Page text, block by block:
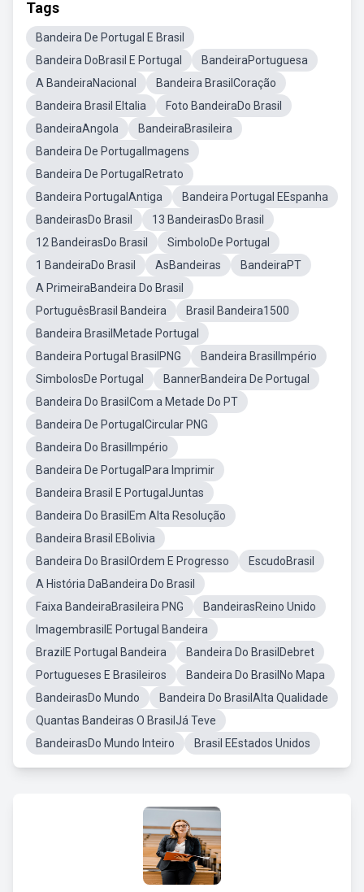
Tags
Bandeira De Portugal E Brasil
Bandeira DoBrasil E Portugal
BandeiraPortuguesa
A BandeiraNacional
Bandeira BrasilCoração
Bandeira Brasil EItalia
Foto BandeiraDo Brasil
BandeiraAngola
BandeiraBrasileira
Bandeira De PortugalImagens
Bandeira De PortugalRetrato
Bandeira PortugalAntiga
Bandeira Portugal EEspanha
BandeirasDo Brasil
13 BandeirasDo Brasil
12 BandeirasDo Brasil
SimboloDe Portugal
1 BandeiraDo Brasil
AsBandeiras
BandeiraPT
A PrimeiraBandeira Do Brasil
PortuguêsBrasil Bandeira
Brasil Bandeira1500
Bandeira BrasilMetade Portugal
Bandeira Portugal BrasilPNG
Bandeira BrasilImpério
SimbolosDe Portugal
BannerBandeira De Portugal
Bandeira Do BrasilCom a Metade Do PT
Bandeira De PortugalCircular PNG
Bandeira Do BrasilImpério
Bandeira De PortugalPara Imprimir
Bandeira Brasil E PortugalJuntas
Bandeira Do BrasilEm Alta Resolução
Bandeira Brasil EBolivia
Bandeira Do BrasilOrdem E Progresso
EscudoBrasil
A História DaBandeira Do Brasil
Faixa BandeiraBrasileira PNG
BandeirasReino Unido
ImagembrasilE Portugal Bandeira
BrazilE Portugal Bandeira
Bandeira Do BrasilDebret
Portugueses E Brasileiros
Bandeira Do BrasilNo Mapa
BandeirasDo Mundo
Bandeira Do BrasilAlta Qualidade
Quantas Bandeiras O BrasilJá Teve
BandeirasDo Mundo Inteiro
Brasil EEstados Unidos